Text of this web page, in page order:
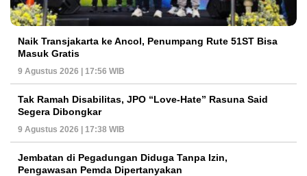
Naik Transjakarta ke Ancol, Penumpang Rute 51ST Bisa
Masuk Gratis
9 Agustus 2026 | 17:56 WIB
Tak Ramah Disabilitas, JPO “Love-Hate” Rasuna Said
Segera Dibongkar
9 Agustus 2026 | 17:38 WIB
Jembatan di Pegadungan Diduga Tanpa Izin,
Pengawasan Pemda Dipertanyakan